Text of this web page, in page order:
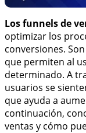
Los funnels de
optimizar los
conversiones.
que permiten al
determinado. A
usuarios se
que ayuda a
continuación,
ventas y cómo